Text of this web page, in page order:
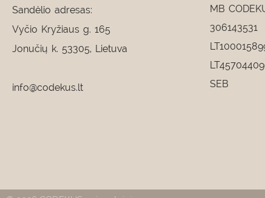
Sandėlio adresas:
Vyčio Kryžiaus g. 165
Jonučių k. 53305, Lietuva
info@codekus.lt
MB
306143531
SEB